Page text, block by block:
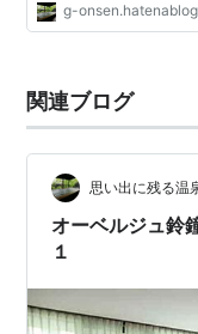
g-
関連ブログ
思い出に残る温
オーベルジュ
１